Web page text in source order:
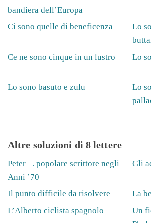
bandiera dell’Europa
Ci sono quelle di beneficenza
Lo
Ce ne sono cinque in un lustro
Lo
Lo sono basuto e zulu
Lo
Altre soluzioni di 8 lettere
Peter _. popolare scrittore negli
Anni ’70
Gli
Il punto difficile da risolvere
La
L’Alberto ciclista spagnolo
Un